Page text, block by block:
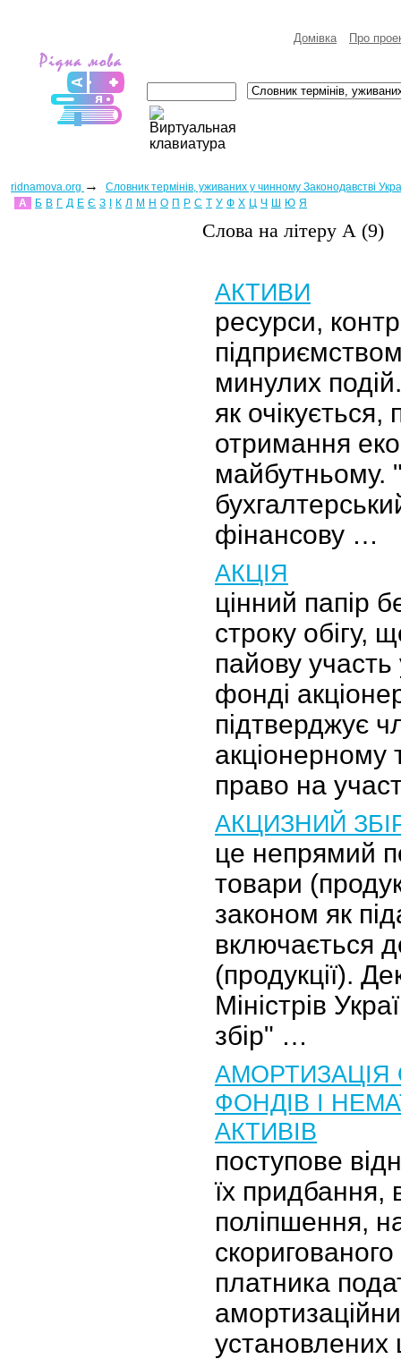
Домівка Про
ridnamova.org →
Словник термінів, уживаних у чинному Законодавстві
А
Б В Г Д Е Є З К Л М Н О П Р С Т У Ф Х Ц Ч Ш Ю Я
Слова на лiтеру А (9)
АКТИВИ
ресурси,
минулих
як
отримання
майбутньому.
фінансову …
АКЦІЯ
цінний папір
строку обігу,
пайову
фонді
підтверджує
акціонерному
право на
АКЦИЗНИЙ
це непрямий
товари
законом як
включається
(продукції).
Міністрів
збір" …
ФОНДІВ І
АКТИВІВ
поступове
їх придбання,
поліпшення,
платника